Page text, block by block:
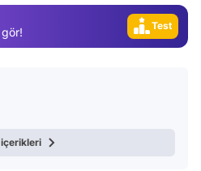
Test
içerikleri